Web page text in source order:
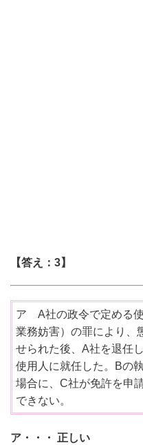
【答え：3】
ア A社の政令で定める
業務妨害）の罪により、
せられた後、A社を退任
使用人に就任した。Bの
場合に、C社が免許を申
できない。
ア・・・ 正しい